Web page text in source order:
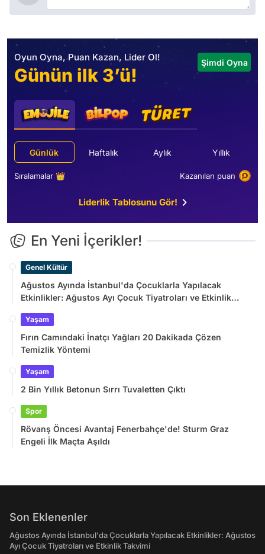
Oyun Oyna, Puan Kazan, Lider Ol!
Günün ilk 3’ü!
Şimdi Oyna
Günlük Haftalık Aylık Yıllık
Sıralamalar 👑 Kazanılan puan
Liderlik Tablosunu Gör!
En Yeni İçerikler!
Genel Kültür
Ağustos Ayında İstanbul'da Çocuklarla Yapılacak
Etkinlikler: Ağustos Ayı Çocuk Tiyatroları ve Etkinlik
Yaşam
Fırın Camındaki İnatçı Yağları 20 Dakikada Çözen
Temizlik Yöntemi
Yaşam
2 Bin Yıllık Betonun Sırrı Tuvaletten Çıktı
Spor
Rövanş Öncesi Avantaj Fenerbahçe'de! Sturm Graz
Engeli İlk Maçta Aşıldı
Son Eklenenler
Ağustos Ayında İstanbul'da Çocuklarla Yapılacak Etkinlikler: Ağustos
Ayı Çocuk Tiyatroları ve Etkinlik Takvimi